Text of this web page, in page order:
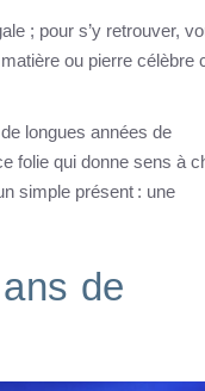
; pour s’y retrouver,
ou pierre célèbre
longues années de
folie qui donne sens à
simple présent : une
de